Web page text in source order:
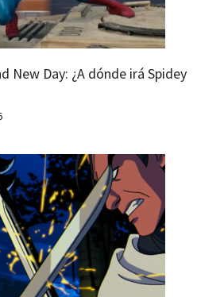
New Day: ¿A dónde irá Spidey